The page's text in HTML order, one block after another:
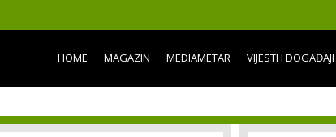
content
HOME MAGAZIN MEDIAMETAR VIJESTI I DOGAĐAJI